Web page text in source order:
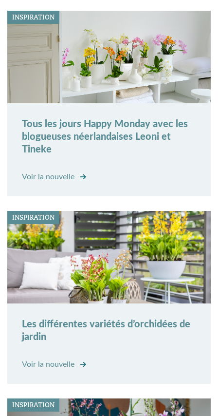
INSPIRATION
Tous les jours Happy Monday avec les
blogueuses néerlandaises Leoni et
Tineke
Voir la nouvelle
INSPIRATION
Les différentes variétés d’orchidées de
jardin
Voir la nouvelle
INSPIRATION